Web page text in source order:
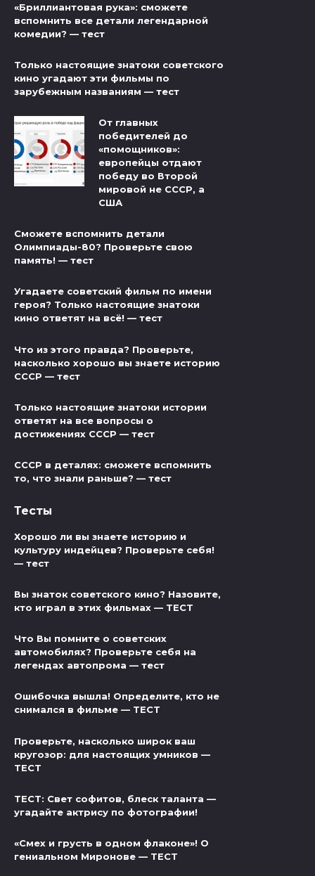
«Бриллиантовая рука»: сможете
вспомнить все детали легендарной
комедии? — тест
Только настоящие знатоки советского
кино угадают эти фильмы по
зарубежным названиям — тест
От главных
победителей до
«помощников»:
европейцы отдают
победу во Второй
мировой не СССР, а
США
Сможете вспомнить детали
Олимпиады-80? Проверьте свою
память! — тест
Угадаете советский фильм по имени
героя? Только настоящие знатоки
кино ответят на всё! — тест
Что из этого правда? Проверьте,
насколько хорошо вы знаете историю
СССР — тест
Только настоящие знатоки истории
ответят на все вопросы о
достижениях СССР — тест
СССР в деталях: сможете вспомнить
то, что знали раньше? — тест
Тесты
Хорошо ли вы знаете историю и
культуру индейцев? Проверьте себя!
— тест
Вы знаток советского кино? Назовите,
кто играл в этих фильмах — ТЕСТ
Что Вы помните о советских
автомобилях? Проверьте себя на
легендах автопрома — тест
Ошибочка вышла! Определите, кто не
снимался в фильме — ТЕСТ
Проверьте, насколько широк ваш
кругозор: для настоящих умников —
ТЕСТ
ТЕСТ: Свет софитов, блеск таланта —
угадайте актрису по фотографии!
«Смех и грусть в одном флаконе»! О
гениальном Миронове — ТЕСТ